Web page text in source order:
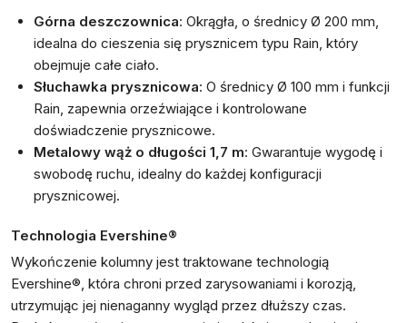
Górna deszczownica: Okrągła, o średnicy Ø 200 mm,
idealna do cieszenia się prysznicem typu Rain, który
obejmuje całe ciało.
Słuchawka prysznicowa: O średnicy Ø 100 mm i funkcji
Rain, zapewnia orzeźwiające i kontrolowane
doświadczenie prysznicowe.
Metalowy wąż o długości 1,7 m: Gwarantuje wygodę i
swobodę ruchu, idealny do każdej konfiguracji
prysznicowej.
Technologia Evershine®
Wykończenie kolumny jest traktowane technologią
Evershine®, która chroni przed zarysowaniami i korozją,
utrzymując jej nienaganny wygląd przez dłuższy czas.